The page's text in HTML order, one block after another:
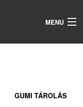
MENU
GUMI TÁROLÁS